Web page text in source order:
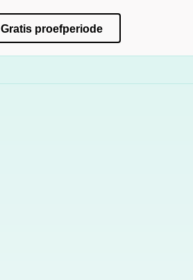
Gratis proefperiode